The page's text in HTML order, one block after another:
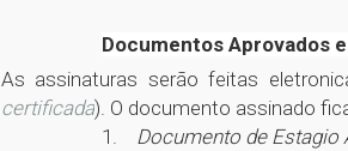
Documentos Aprovados
As assinaturas serão feitas
certificada). O documento assinado
1.
Documento de